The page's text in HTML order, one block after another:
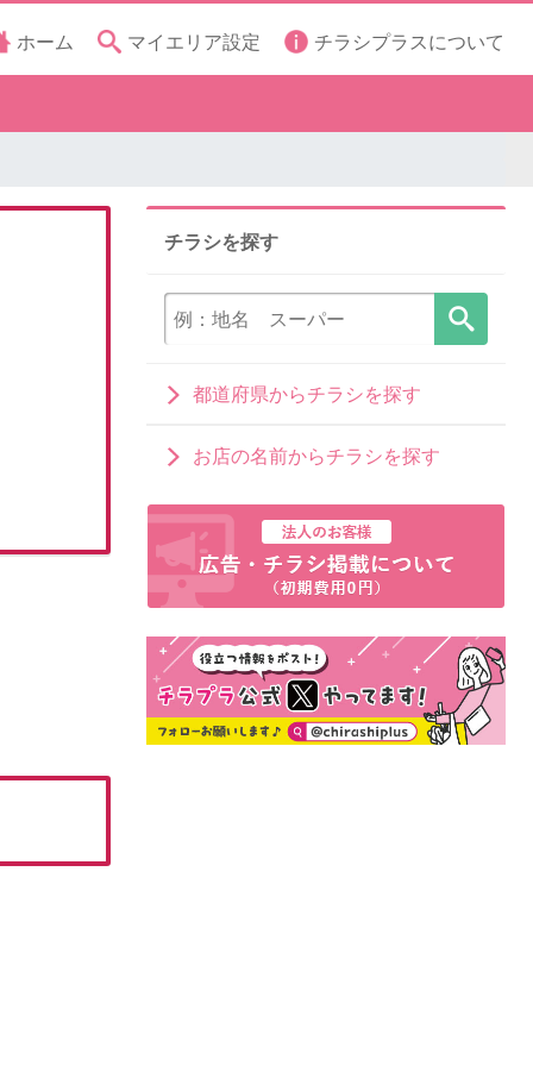
ホーム マイエリア設定 チラシプラスについて
チラシを探す
都道府県からチラシを探す
お店の名前からチラシを探す